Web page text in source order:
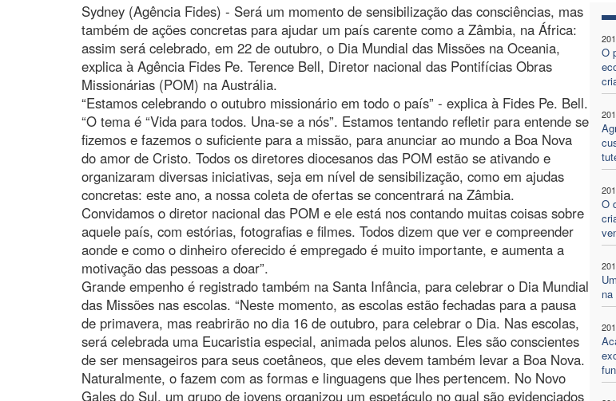
O
O
Sydney (Agência Fides) - Será um momento de sensibilização das consciências, mas
também de ações concretas para ajudar um país carente como a Zâmbia, na África:
assim será celebrado, em 22 de outubro, o Dia Mundial das Missões na Oceania,
explica à Agência Fides Pe. Terence Bell, Diretor nacional das Pontifícias Obras
Missionárias (POM) na Austrália.
“Estamos celebrando o outubro missionário em todo o país” - explica à Fides Pe. Bell.
“O tema é “Vida para todos. Una-se a nós”. Estamos tentando refletir para entende se
fizemos e fazemos o suficiente para a missão, para anunciar ao mundo a Boa Nova
do amor de Cristo. Todos os diretores diocesanos das POM estão se ativando e
organizaram diversas iniciativas, seja em nível de sensibilização, como em ajudas
concretas: este ano, a nossa coleta de ofertas se concentrará na Zâmbia.
Convidamos o diretor nacional das POM e ele está nos contando muitas coisas sobre
aquele país, com estórias, fotografias e filmes. Todos dizem que ver e compreender
aonde e como o dinheiro oferecido é empregado é muito importante, e aumenta a
motivação das pessoas a doar”.
Grande empenho é registrado também na Santa Infância, para celebrar o Dia Mundial
das Missões nas escolas. “Neste momento, as escolas estão fechadas para a pausa
de primavera, mas reabrirão no dia 16 de outubro, para celebrar o Dia. Nas escolas,
será celebrada uma Eucaristia especial, animada pelos alunos. Eles são conscientes
de ser mensageiros para seus coetâneos, que eles devem também levar a Boa Nova.
Naturalmente, o fazem com as formas e linguagens que lhes pertencem. No Novo
Gales do Sul, um grupo de jovens organizou um espetáculo no qual são evidenciados